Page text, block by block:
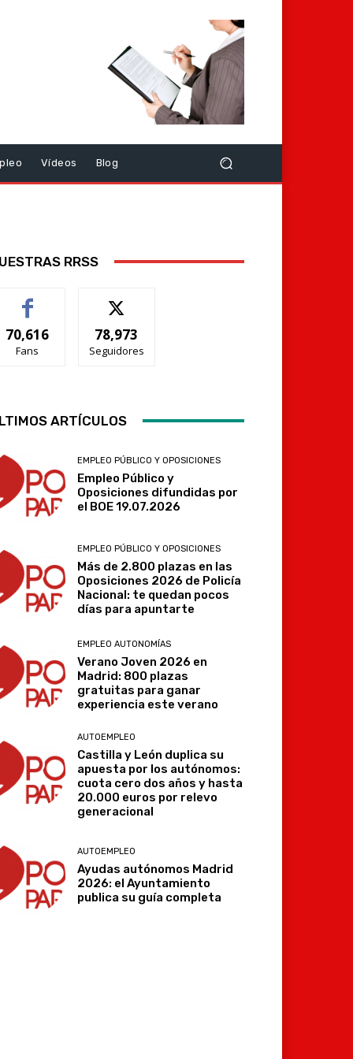
Vídeos Blog
Telegram
RRSS
70,616
Fans
78,973
Seguidores
ARTÍCULOS
EMPLEO PÚBLICO Y OPOSICIONES
Empleo Público y
Oposiciones difundidas por
el BOE 19.07.2026
EMPLEO PÚBLICO Y OPOSICIONES
Más de 2.800 plazas en las
Oposiciones 2026 de Policía
Nacional: te quedan pocos
días para apuntarte
EMPLEO AUTONOMÍAS
Verano Joven 2026 en
Madrid: 800 plazas
gratuitas para ganar
experiencia este verano
AUTOEMPLEO
Castilla y León duplica su
apuesta por los autónomos:
cuota cero dos años y hasta
20.000 euros por relevo
generacional
AUTOEMPLEO
Ayudas autónomos Madrid
2026: el Ayuntamiento
publica su guía completa